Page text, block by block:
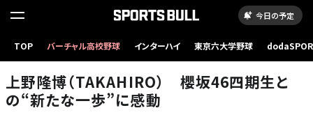
今日の予定
TOP バーチャル高校野球 インターハイ 東京六大学野球
上野隆博（TAKAHIRO） 櫻坂46四期生と
の“新たな一歩”に感動